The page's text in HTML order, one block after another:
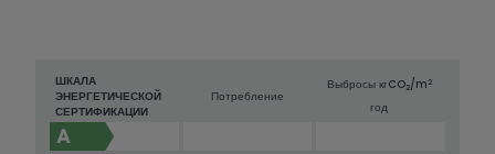
ШКАЛА
ЭНЕРГЕТИЧЕСКОЙ
СЕРТИФИКАЦИИ
Потребление
Выбросы кгCO2/m2
год
A